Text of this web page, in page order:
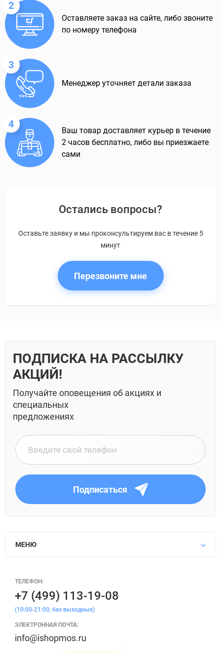
2
Оставляете заказ на сайте, либо звоните
по номеру телефона
3
Менеджер уточняет детали заказа
4
Ваш товар доставляет курьер в течение
2 часов бесплатно, либо вы приезжаете
сами
Остались вопросы?
Оставьте заявку и мы проконсультируем вас в течение 5
минут
Перезвоните мне
ПОДПИСКА НА РАССЫЛКУ
АКЦИЙ!
Получайте оповещения об акциях и
специальных
предложениях
Подписаться
МЕНЮ
ТЕЛЕФОН:
+7 (499) 113-19-08
(10:00-21:00, без выходных)
ЭЛЕКТРОННАЯ ПОЧТА:
info@ishopmos.ru